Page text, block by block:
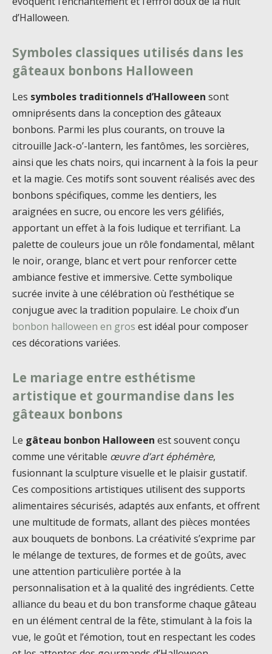
d’Halloween.
Symboles classiques utilisés dans les
gâteaux bonbons Halloween
Les symboles traditionnels d’Halloween sont
omniprésents dans la conception des gâteaux
bonbons. Parmi les plus courants, on trouve la
citrouille Jack-o’-lantern, les fantômes, les sorcières,
ainsi que les chats noirs, qui incarnent à la fois la peur
et la magie. Ces motifs sont souvent réalisés avec des
bonbons spécifiques, comme les dentiers, les
araignées en sucre, ou encore les vers gélifiés,
apportant un effet à la fois ludique et terrifiant. La
palette de couleurs joue un rôle fondamental, mêlant
le noir, orange, blanc et vert pour renforcer cette
ambiance festive et immersive. Cette symbolique
sucrée invite à une célébration où l’esthétique se
conjugue avec la tradition populaire. Le choix d’un
bonbon halloween en gros est idéal pour composer
ces décorations variées.
Le mariage entre esthétisme
artistique et gourmandise dans les
gâteaux bonbons
Le gâteau bonbon Halloween est souvent conçu
comme une véritable œuvre d’art éphémère,
fusionnant la sculpture visuelle et le plaisir gustatif.
Ces compositions artistiques utilisent des supports
alimentaires sécurisés, adaptés aux enfants, et offrent
une multitude de formats, allant des pièces montées
aux bouquets de bonbons. La créativité s’exprime par
le mélange de textures, de formes et de goûts, avec
une attention particulière portée à la
personnalisation et à la qualité des ingrédients. Cette
alliance du beau et du bon transforme chaque gâteau
en un élément central de la fête, stimulant à la fois la
vue, le goût et l’émotion, tout en respectant les codes